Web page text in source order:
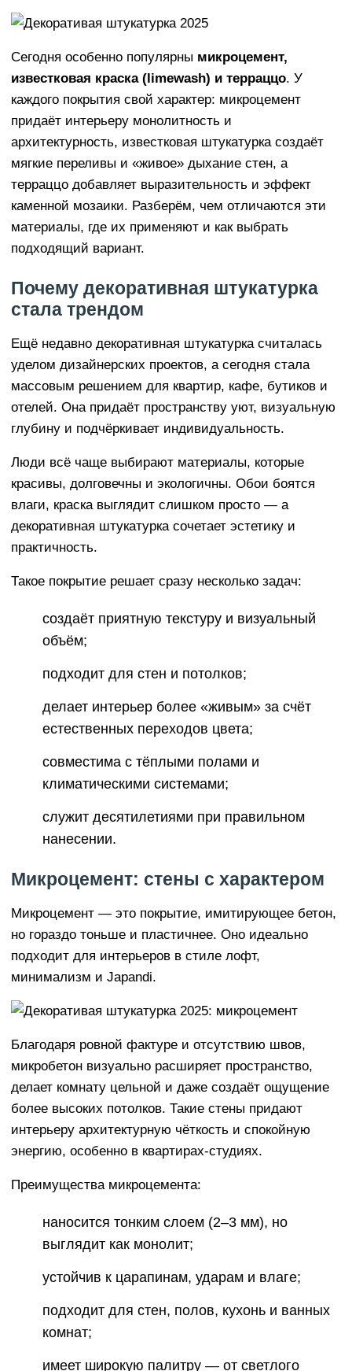
Сегодня особенно популярны микроцемент,
известковая краска (limewash) и терраццо. У
каждого покрытия свой характер: микроцемент
придаёт интерьеру монолитность и
архитектурность, известковая штукатурка создаёт
мягкие переливы и «живое» дыхание стен, а
терраццо добавляет выразительность и эффект
каменной мозаики. Разберём, чем отличаются эти
материалы, где их применяют и как выбрать
подходящий вариант.
Почему декоративная штукатурка
стала трендом
Ещё недавно декоративная штукатурка считалась
уделом дизайнерских проектов, а сегодня стала
массовым решением для квартир, кафе, бутиков и
отелей. Она придаёт пространству уют, визуальную
глубину и подчёркивает индивидуальность.
Люди всё чаще выбирают материалы, которые
красивы, долговечны и экологичны. Обои боятся
влаги, краска выглядит слишком просто — а
декоративная штукатурка сочетает эстетику и
практичность.
Такое покрытие решает сразу несколько задач:
создаёт приятную текстуру и визуальный
объём;
подходит для стен и потолков;
делает интерьер более «живым» за счёт
естественных переходов цвета;
совместима с тёплыми полами и
климатическими системами;
служит десятилетиями при правильном
нанесении.
Микроцемент: стены с характером
Микроцемент — это покрытие, имитирующее бетон,
но гораздо тоньше и пластичнее. Оно идеально
подходит для интерьеров в стиле лофт,
минимализм и Japandi.
Благодаря ровной фактуре и отсутствию швов,
микробетон визуально расширяет пространство,
делает комнату цельной и даже создаёт ощущение
более высоких потолков. Такие стены придают
интерьеру архитектурную чёткость и спокойную
энергию, особенно в квартирах-студиях.
Преимущества микроцемента:
наносится тонким слоем (2–3 мм), но
выглядит как монолит;
устойчив к царапинам, ударам и влаге;
подходит для стен, полов, кухонь и ванных
комнат;
имеет широкую палитру — от светлого